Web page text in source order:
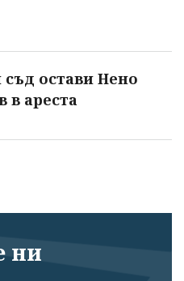
съд остави Нено
в ареста
ни